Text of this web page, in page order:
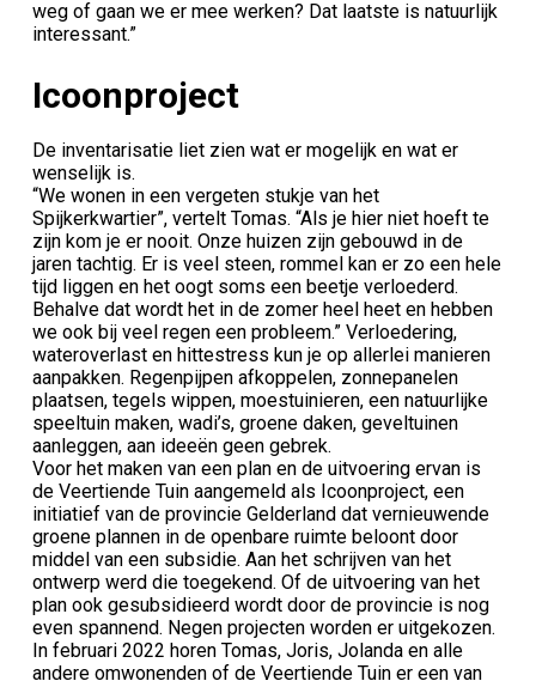
weg of gaan we er mee werken? Dat laatste is natuurlijk
interessant.”
Icoonproject
De inventarisatie liet zien wat er mogelijk en wat er
wenselijk is.
“We wonen in een vergeten stukje van het
Spijkerkwartier”, vertelt Tomas. “Als je hier niet hoeft te
zijn kom je er nooit. Onze huizen zijn gebouwd in de
jaren tachtig. Er is veel steen, rommel kan er zo een hele
tijd liggen en het oogt soms een beetje verloederd.
Behalve dat wordt het in de zomer heel heet en hebben
we ook bij veel regen een probleem.” Verloedering,
wateroverlast en hittestress kun je op allerlei manieren
aanpakken. Regenpijpen afkoppelen, zonnepanelen
plaatsen, tegels wippen, moestuinieren, een natuurlijke
speeltuin maken, wadi’s, groene daken, geveltuinen
aanleggen, aan ideeën geen gebrek.
Voor het maken van een plan en de uitvoering ervan is
de Veertiende Tuin aangemeld als Icoonproject, een
initiatief van de provincie Gelderland dat vernieuwende
groene plannen in de openbare ruimte beloont door
middel van een subsidie. Aan het schrijven van het
ontwerp werd die toegekend. Of de uitvoering van het
plan ook gesubsidieerd wordt door de provincie is nog
even spannend. Negen projecten worden er uitgekozen.
In februari 2022 horen Tomas, Joris, Jolanda en alle
andere omwonenden of de Veertiende Tuin er een van